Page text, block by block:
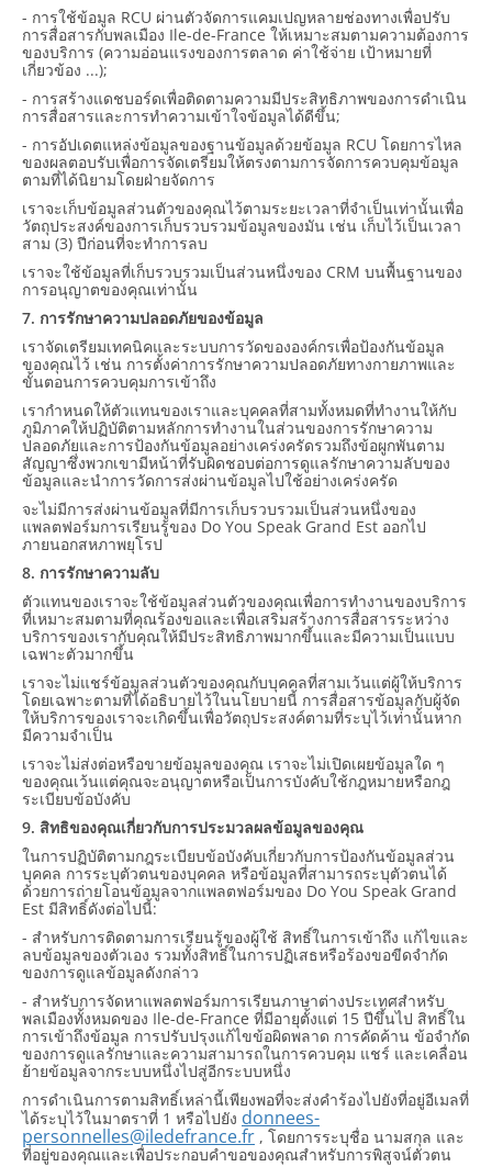
- การใช้ข้อมูล RCU ผ่านตัวจัดการแคมเปญหลายช่องทางเพื่อปรับ
การสื่อสารกับพลเมือง Ile-de-France ให้เหมาะสมตามความต้องการ
ของบริการ (ความอ่อนแรงของการตลาด ค่าใช้จ่าย เป้าหมายที่
เกี่ยวข้อง ...);
- การสร้างแดชบอร์ดเพื่อติดตามความมีประสิทธิภาพของการดำเนิน
การสื่อสารและการทำความเข้าใจข้อมูลได้ดีขึ้น;
- การอัปเดตแหล่งข้อมูลของฐานข้อมูลด้วยข้อมูล RCU โดยการไหล
ของผลตอบรับเพื่อการจัดเตรียมให้ตรงตามการจัดการควบคุมข้อมูล
ตามที่ได้นิยามโดยฝ่ายจัดการ
เราจะเก็บข้อมูลส่วนตัวของคุณไว้ตามระยะเวลาที่จำเป็นเท่านั้นเพื่อ
วัตถุประสงค์ของการเก็บรวบรวมข้อมูลของมัน เช่น เก็บไว้เป็นเวลา
สาม (3) ปีก่อนที่จะทำการลบ
เราจะใช้ข้อมูลที่เก็บรวบรวมเป็นส่วนหนึ่งของ CRM บนพื้นฐานของ
การอนุญาตของคุณเท่านั้น
7. การรักษาความปลอดภัยของข้อมูล
เราจัดเตรียมเทคนิคและระบบการวัดขององค์กรเพื่อป้องกันข้อมูล
ของคุณไว้ เช่น การตั้งค่าการรักษาความปลอดภัยทางกายภาพและ
ขั้นตอนการควบคุมการเข้าถึง
เรากำหนดให้ตัวแทนของเราและบุคคลที่สามทั้งหมดที่ทำงานให้กับ
ภูมิภาคให้ปฏิบัติตามหลักการทำงานในส่วนของการรักษาความ
ปลอดภัยและการป้องกันข้อมูลอย่างเคร่งครัดรวมถึงข้อผูกพันตาม
สัญญาซึ่งพวกเขามีหน้าที่รับผิดชอบต่อการดูแลรักษาความลับของ
ข้อมูลและนำการวัดการส่งผ่านข้อมูลไปใช้อย่างเคร่งครัด
จะไม่มีการส่งผ่านข้อมูลที่มีการเก็บรวบรวมเป็นส่วนหนึ่งของ
แพลตฟอร์มการเรียนรู้ของ Do You Speak Grand Est ออกไป
ภายนอกสหภาพยุโรป
8. การรักษาความลับ
ตัวแทนของเราจะใช้ข้อมูลส่วนตัวของคุณเพื่อการทำงานของบริการ
ที่เหมาะสมตามที่คุณร้องขอและเพื่อเสริมสร้างการสื่อสารระหว่าง
บริการของเรากับคุณให้มีประสิทธิภาพมากขึ้นและมีความเป็นแบบ
เฉพาะตัวมากขึ้น
เราจะไม่แชร์ข้อมูลส่วนตัวของคุณกับบุคคลที่สามเว้นแต่ผู้ให้บริการ
โดยเฉพาะตามที่ได้อธิบายไว้ในนโยบายนี้ การสื่อสารข้อมูลกับผู้จัด
ให้บริการของเราจะเกิดขึ้นเพื่อวัตถุประสงค์ตามที่ระบุไว้เท่านั้นหาก
มีความจำเป็น
เราจะไม่ส่งต่อหรือขายข้อมูลของคุณ เราจะไม่เปิดเผยข้อมูลใด ๆ
ของคุณเว้นแต่คุณจะอนุญาตหรือเป็นการบังคับใช้กฎหมายหรือกฎ
ระเบียบข้อบังคับ
9. สิทธิของคุณเกี่ยวกับการประมวลผลข้อมูลของคุณ
ในการปฏิบัติตามกฎระเบียบข้อบังคับเกี่ยวกับการป้องกันข้อมูลส่วน
บุคคล การระบุตัวตนของบุคคล หรือข้อมูลที่สามารถระบุตัวตนได้
ด้วยการถ่ายโอนข้อมูลจากแพลตฟอร์มของ Do You Speak Grand
Est มีสิทธิ์ดังต่อไปนี้:
- สำหรับการติดตามการเรียนรู้ของผู้ใช้ สิทธิ์ในการเข้าถึง แก้ไขและ
ลบข้อมูลของตัวเอง รวมทั้งสิทธิ์ในการปฏิเสธหรือร้องขอขีดจำกัด
ของการดูแลข้อมูลดังกล่าว
- สำหรับการจัดหาแพลตฟอร์มการเรียนภาษาต่างประเทศสำหรับ
พลเมืองทั้งหมดของ Ile-de-France ที่มีอายุตั้งแต่ 15 ปีขึ้นไป สิทธิ์ใน
การเข้าถึงข้อมูล การปรับปรุงแก้ไขข้อผิดพลาด การคัดค้าน ข้อจำกัด
ของการดูแลรักษาและความสามารถในการควบคุม แชร์ และเคลื่อน
ย้ายข้อมูลจากระบบหนึ่งไปสู่อีกระบบหนึ่ง
การดำเนินการตามสิทธิ์เหล่านี้เพียงพอที่จะส่งคำร้องไปยังที่อยู่อีเมลที่
ได้ระบุไว้ในมาตราที่ 1 หรือไปยัง donnees-
personnelles@iledefrance.fr , โดยการระบุชื่อ นามสกุล และ
ที่อยู่ของคุณและเพื่อประกอบคำขอของคุณสำหรับการพิสูจน์ตัวตน